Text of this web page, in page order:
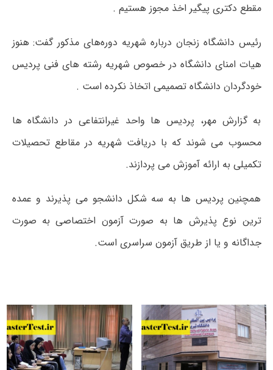
مقطع دکتری پیگیر اخذ مجوز هستیم .
رئیس دانشگاه زنجان درباره شهریه دوره‌های مذکور گفت: هنوز
هیات امنای دانشگاه در خصوص شهریه رشته های فنی پردیس
خودگردان دانشگاه تصمیمی اتخاذ نکرده است .
به گزارش مهر، پردیس ها واحد غیرانتفاعی در دانشگاه ها
محسوب می شوند که با دریافت شهریه در مقاطع تحصیلات
تکمیلی به ارائه آموزش می پردازند.
همچنین پردیس ها به سه شکل دانشجو می پذیرند و عمده
ترین نوع پذیرش ها به صورت آزمون اختصاصی به صورت
جداگانه و یا از طریق آزمون سراسری است.